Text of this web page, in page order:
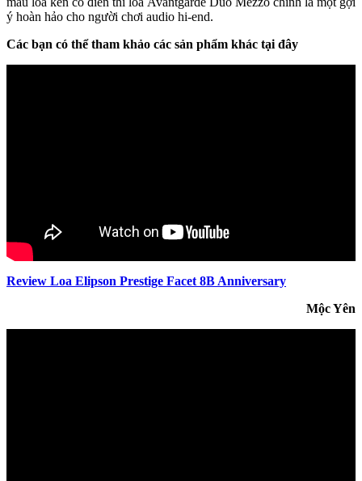
ý hoàn hảo cho người chơi audio hi-end.
Các bạn có thể tham khảo các sản phẩm khác tại đây
Review Loa Elipson Prestige Facet 8B Anniversary
Mộc Yên